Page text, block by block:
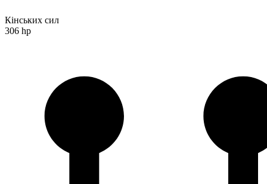
Кінських сил
306 hp